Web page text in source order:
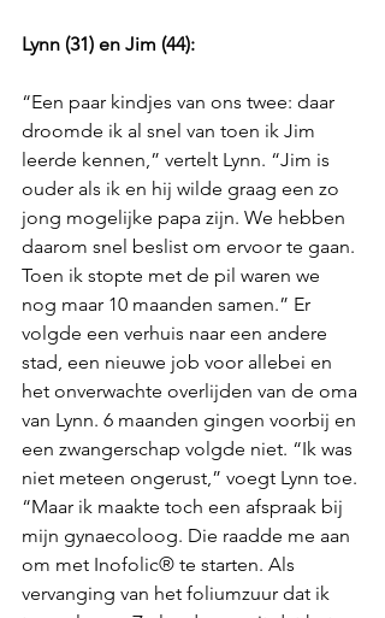
Lynn (31) en Jim (44):
“Een paar kindjes van ons twee: daar
droomde ik al snel van toen ik Jim
leerde kennen,” vertelt Lynn. “Jim is
ouder als ik en hij wilde graag een zo
jong mogelijke papa zijn. We hebben
daarom snel beslist om ervoor te gaan.
Toen ik stopte met de pil waren we
nog maar 10 maanden samen.” Er
volgde een verhuis naar een andere
stad, een nieuwe job voor allebei en
het onverwachte overlijden van de oma
van Lynn. 6 maanden gingen voorbij en
een zwangerschap volgde niet. “Ik was
niet meteen ongerust,” voegt Lynn toe.
“Maar ik maakte toch een afspraak bij
mijn gynaecoloog. Die raadde me aan
om met Inofolic® te starten. Als
vervanging van het foliumzuur dat ik